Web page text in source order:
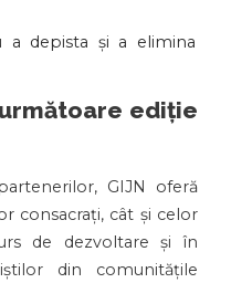
a depista și a elimina
ediție
GIJN oferă
consacrați, cât și celor
de dezvoltare și în
din comunitățile